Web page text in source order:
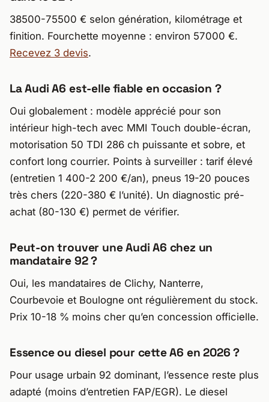
38500-75500 € selon génération, kilométrage et
finition. Fourchette moyenne : environ 57000 €.
Recevez 3 devis.
La Audi A6 est-elle fiable en occasion ?
Oui globalement : modèle apprécié pour son
intérieur high-tech avec MMI Touch double-écran,
motorisation 50 TDI 286 ch puissante et sobre, et
confort long courrier. Points à surveiller : tarif élevé
(entretien 1 400-2 200 €/an), pneus 19-20 pouces
très chers (220-380 € l’unité). Un diagnostic pré-
achat (80-130 €) permet de vérifier.
Peut-on trouver une Audi A6 chez un
mandataire 92 ?
Oui, les mandataires de Clichy, Nanterre,
Courbevoie et Boulogne ont régulièrement du stock.
Prix 10-18 % moins cher qu’en concession officielle.
Essence ou diesel pour cette A6 en 2026 ?
Pour usage urbain 92 dominant, l’essence reste plus
adapté (moins d’entretien FAP/EGR). Le diesel